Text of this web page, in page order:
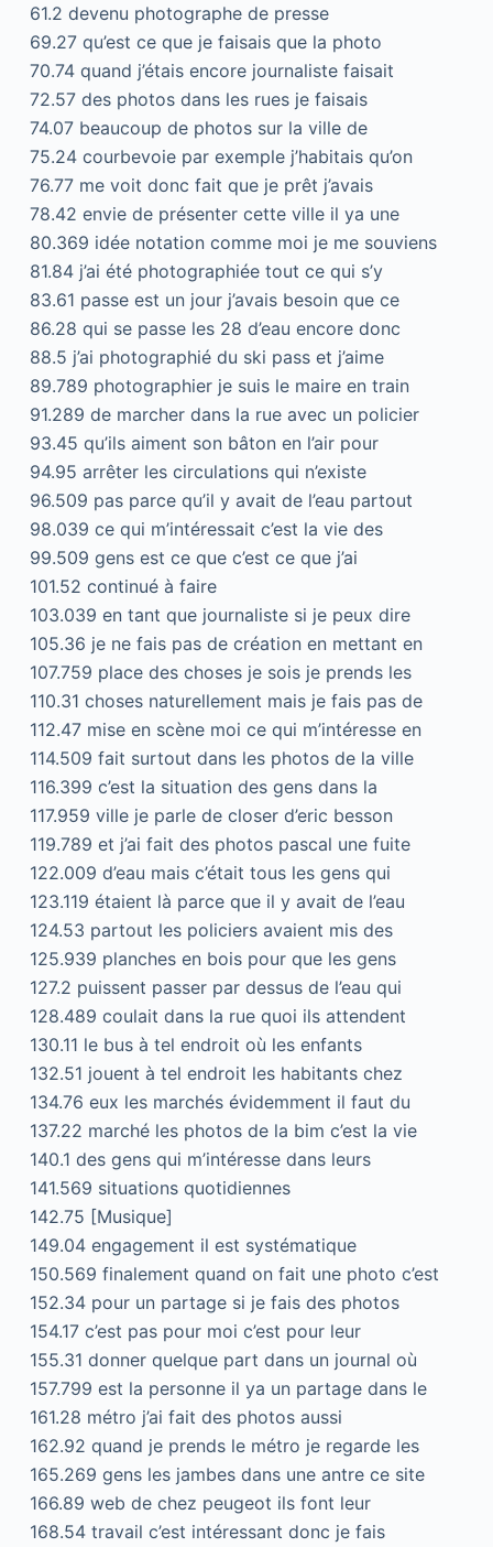
61.2 devenu photographe de presse
69.27 qu’est ce que je faisais que la photo
70.74 quand j’étais encore journaliste faisait
72.57 des photos dans les rues je faisais
74.07 beaucoup de photos sur la ville de
75.24 courbevoie par exemple j’habitais qu’on
76.77 me voit donc fait que je prêt j’avais
78.42 envie de présenter cette ville il ya une
80.369 idée notation comme moi je me souviens
81.84 j’ai été photographiée tout ce qui s’y
83.61 passe est un jour j’avais besoin que ce
86.28 qui se passe les 28 d’eau encore donc
88.5 j’ai photographié du ski pass et j’aime
89.789 photographier je suis le maire en train
91.289 de marcher dans la rue avec un policier
93.45 qu’ils aiment son bâton en l’air pour
94.95 arrêter les circulations qui n’existe
96.509 pas parce qu’il y avait de l’eau partout
98.039 ce qui m’intéressait c’est la vie des
99.509 gens est ce que c’est ce que j’ai
101.52 continué à faire
103.039 en tant que journaliste si je peux dire
105.36 je ne fais pas de création en mettant en
107.759 place des choses je sois je prends les
110.31 choses naturellement mais je fais pas de
112.47 mise en scène moi ce qui m’intéresse en
114.509 fait surtout dans les photos de la ville
116.399 c’est la situation des gens dans la
117.959 ville je parle de closer d’eric besson
119.789 et j’ai fait des photos pascal une fuite
122.009 d’eau mais c’était tous les gens qui
123.119 étaient là parce que il y avait de l’eau
124.53 partout les policiers avaient mis des
125.939 planches en bois pour que les gens
127.2 puissent passer par dessus de l’eau qui
128.489 coulait dans la rue quoi ils attendent
130.11 le bus à tel endroit où les enfants
132.51 jouent à tel endroit les habitants chez
134.76 eux les marchés évidemment il faut du
137.22 marché les photos de la bim c’est la vie
140.1 des gens qui m’intéresse dans leurs
141.569 situations quotidiennes
142.75 [Musique]
149.04 engagement il est systématique
150.569 finalement quand on fait une photo c’est
152.34 pour un partage si je fais des photos
154.17 c’est pas pour moi c’est pour leur
155.31 donner quelque part dans un journal où
157.799 est la personne il ya un partage dans le
161.28 métro j’ai fait des photos aussi
162.92 quand je prends le métro je regarde les
165.269 gens les jambes dans une antre ce site
166.89 web de chez peugeot ils font leur
168.54 travail c’est intéressant donc je fais